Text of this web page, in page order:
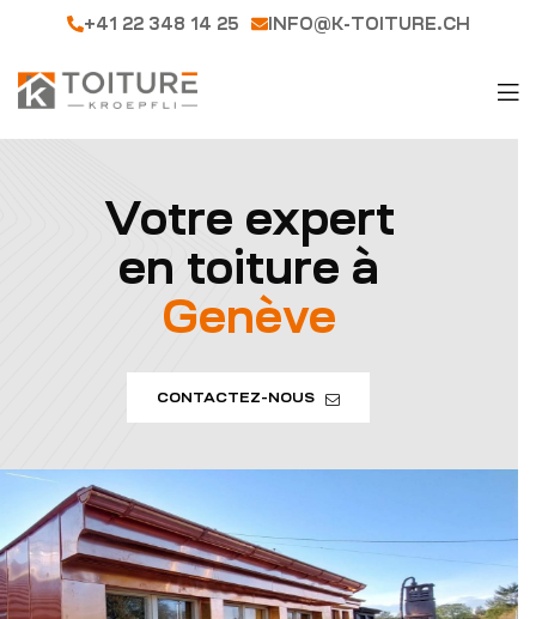
+41 22 348 14 25 INFO@K-TOITURE.CH
Votre expert
en toiture à
Genève
CONTACTEZ-NOUS